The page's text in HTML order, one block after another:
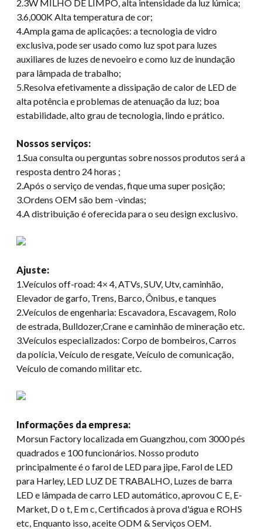
2.3W MILHO DE LIMPO, alta intensidade da luz lúmica;
3.6,000K Alta temperatura de cor;
4.Ampla gama de aplicações: a tecnologia de vidro
exclusiva, pode ser usado como luz spot para luzes
auxiliares de luzes de nevoeiro e como luz de inundação
para lâmpada de trabalho;
5.Resolva efetivamente a dissipação de calor de LED de
alta potência e problemas de atenuação da luz; boa
estabilidade, alto grau de tecnologia, lindo e prático.
Nossos serviços:
1.Sua consulta ou perguntas sobre nossos produtos será a
resposta dentro 24 horas ;
2.Após o serviço de vendas, fique uma super posição;
3.Ordens OEM são bem -vindas;
4.A distribuição é oferecida para o seu design exclusivo.
Ajuste:
1.Veículos off-road: 4× 4, ATVs, SUV, Utv, caminhão,
Elevador de garfo, Trens, Barco, Ônibus, e tanques
2.Veículos de engenharia: Escavadora, Escavagem, Rolo
de estrada, Bulldozer,Crane e caminhão de mineração etc.
3.Veículos especializados: Corpo de bombeiros, Carros
da polícia, Veículo de resgate, Veículo de comunicação,
Veículo de comando militar etc.
Informações da empresa:
Morsun Factory localizada em Guangzhou, com 3000 pés
quadrados e 100 funcionários. Nosso produto
principalmente é o farol de LED para jipe, Farol de LED
para Harley, LED LUZ DE TRABALHO, Luzes de barra
LED e lâmpada de carro LED automático, aprovou C E, E-
Market, D o t, E m c, Certificados à prova d'água e ROHS
etc, Enquanto isso, aceite ODM & Serviços OEM.